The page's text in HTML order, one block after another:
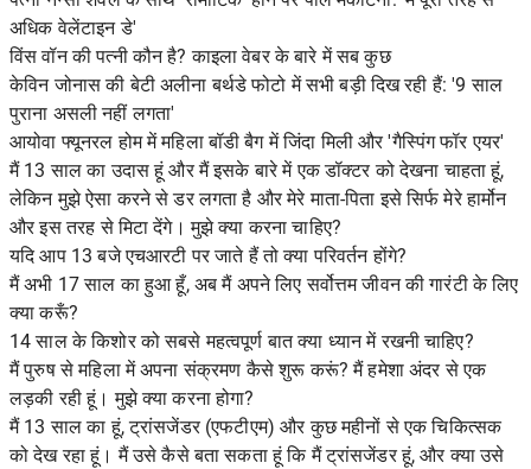
अधिक वेलेंटाइन डे'
विंस वॉन की पत्नी कौन है? काइला वेबर के बारे में सब कुछ
केविन जोनास की बेटी अलीना बर्थडे फोटो में सभी बड़ी दिख रही हैं: '9 साल
पुराना असली नहीं लगता'
आयोवा फ्यूनरल होम में महिला बॉडी बैग में जिंदा मिली और 'गैस्पिंग फॉर एयर'
मैं 13 साल का उदास हूं और मैं इसके बारे में एक डॉक्टर को देखना चाहता हूं,
लेकिन मुझे ऐसा करने से डर लगता है और मेरे माता-पिता इसे सिर्फ मेरे हार्मोन
और इस तरह से मिटा देंगे। मुझे क्या करना चाहिए?
यदि आप 13 बजे एचआरटी पर जाते हैं तो क्या परिवर्तन होंगे?
मैं अभी 17 साल का हुआ हूँ, अब मैं अपने लिए सर्वोत्तम जीवन की गारंटी के लिए
क्या करूँ?
14 साल के किशोर को सबसे महत्वपूर्ण बात क्या ध्यान में रखनी चाहिए?
मैं पुरुष से महिला में अपना संक्रमण कैसे शुरू करूं? मैं हमेशा अंदर से एक
लड़की रही हूं। मुझे क्या करना होगा?
मैं 13 साल का हूं, ट्रांसजेंडर (एफटीएम) और कुछ महीनों से एक चिकित्सक
को देख रहा हूं। मैं उसे कैसे बता सकता हूं कि मैं ट्रांसजेंडर हूं, और क्या उसे